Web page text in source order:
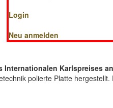
Login
Neu anmelden
Internationalen Karlspreises
polierte Platte